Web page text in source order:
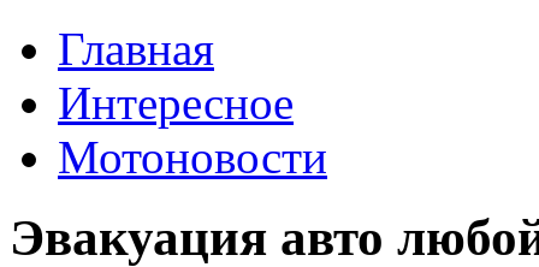
Главная
Интересное
Мотоновости
Эвакуация авто